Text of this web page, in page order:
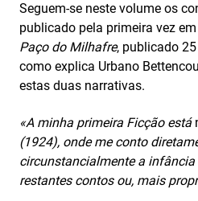
Seguem-se neste volume os
publicado pela primeira vez
Paço do Milhafre, publicado
como explica Urbano
estas duas narrativas.
«A minha primeira Ficção está
(1924), onde me conto
circunstancialmente a
restantes contos ou, mais